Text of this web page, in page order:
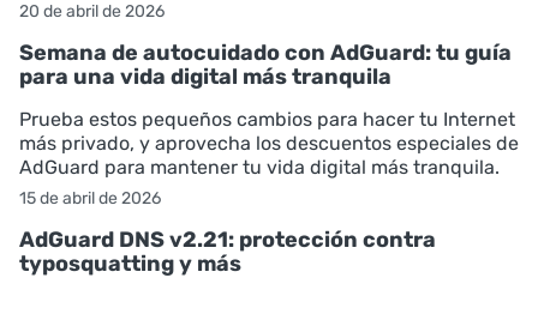
20 de abril de 2026
Semana de autocuidado con AdGuard: tu guía
para una vida digital más tranquila
Prueba estos pequeños cambios para hacer tu Internet
más privado, y aprovecha los descuentos especiales de
AdGuard para mantener tu vida digital más tranquila.
15 de abril de 2026
AdGuard DNS v2.21: protección contra
typosquatting y más